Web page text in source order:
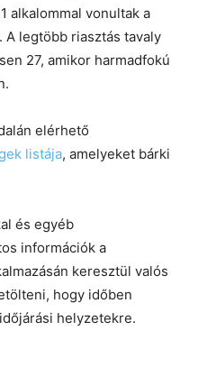
alkalommal vonultak a
legtöbb riasztás tavaly
27, amikor harmadfokú
elérhető
listája, amelyeket bárki
és egyéb
információk a
keresztül valós
hogy időben
helyzetekre.